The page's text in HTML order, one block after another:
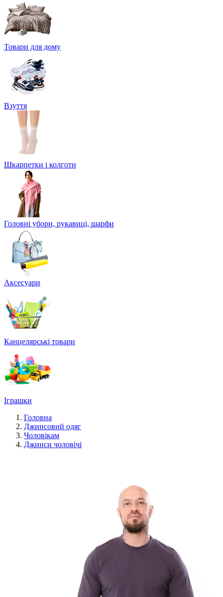
Товари для дому
Взуття
Шкарпетки і колготи
Головні убори, рукавиці, шарфи
Аксесуари
Канцелярські товари
Іграшки
Головна
Джинсовий одяг
Чоловікам
Джинси чоловічі